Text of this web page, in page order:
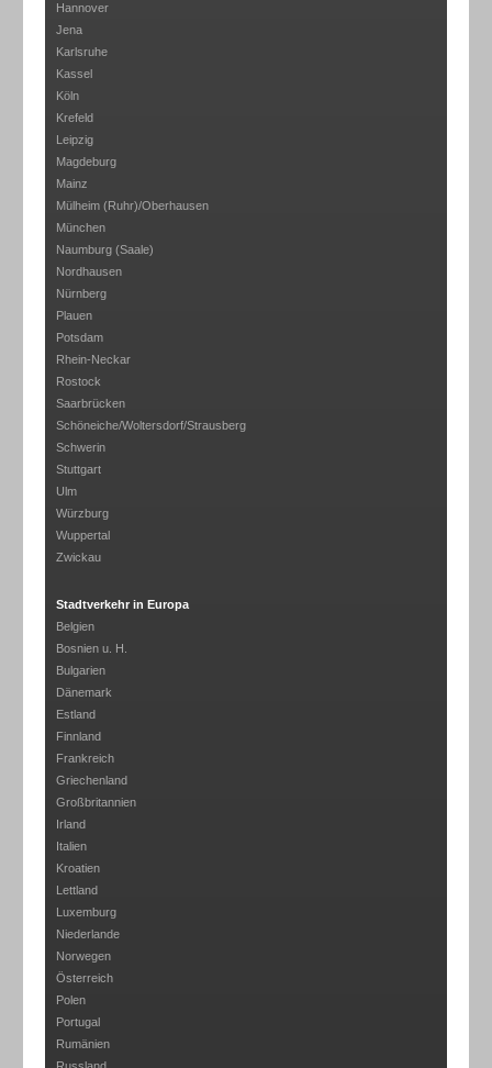
Hannover
Jena
Karlsruhe
Kassel
Köln
Krefeld
Leipzig
Magdeburg
Mainz
Mülheim (Ruhr)/Oberhausen
München
Naumburg (Saale)
Nordhausen
Nürnberg
Plauen
Potsdam
Rhein-Neckar
Rostock
Saarbrücken
Schöneiche/Woltersdorf/Strausberg
Schwerin
Stuttgart
Ulm
Würzburg
Wuppertal
Zwickau
Stadtverkehr in Europa
Belgien
Bosnien u. H.
Bulgarien
Dänemark
Estland
Finnland
Frankreich
Griechenland
Großbritannien
Irland
Italien
Kroatien
Lettland
Luxemburg
Niederlande
Norwegen
Österreich
Polen
Portugal
Rumänien